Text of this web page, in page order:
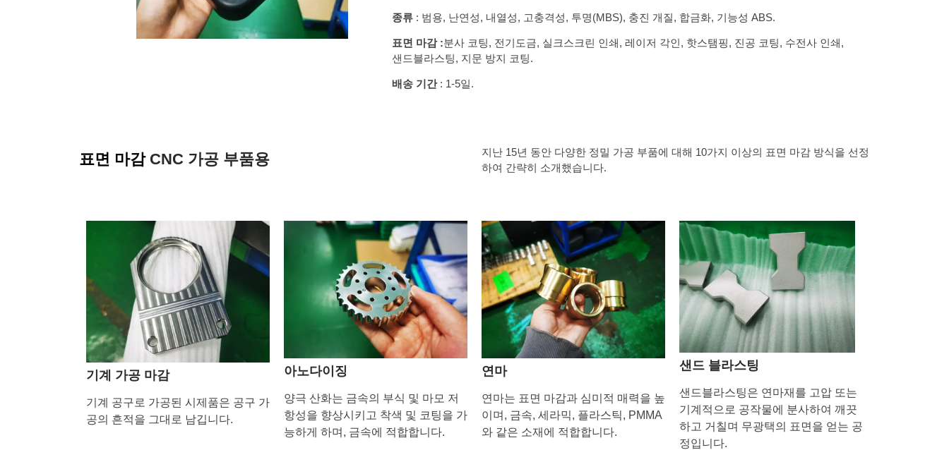
종류 : 범용, 난연성, 내열성, 고충격성, 투명(MBS), 충진 개질, 합금화, 기능성 ABS.
표면 마감 :분사 코팅, 전기도금, 실크스크린 인쇄, 레이저 각인, 핫스탬핑, 진공 코팅, 수전사 인쇄,
샌드블라스팅, 지문 방지 코팅.
배송 기간 : 1-5일.
표면 마감CNC 가공 부품용
지난 15년 동안 다양한 정밀 가공 부품에 대해 10가지 이상의 표면 마감 방식을 선정
하여 간략히 소개했습니다.
기계 가공 마감
기계 공구로 가공된 시제품은 공구 가
공의 흔적을 그대로 남깁니다.
아노다이징
양극 산화는 금속의 부식 및 마모 저
항성을 향상시키고 착색 및 코팅을 가
능하게 하며, 금속에 적합합니다.
연마
연마는 표면 마감과 심미적 매력을 높
이며, 금속, 세라믹, 플라스틱, PMMA
와 같은 소재에 적합합니다.
샌드 블라스팅
샌드블라스팅은 연마재를 고압 또는
기계적으로 공작물에 분사하여 깨끗
하고 거칠며 무광택의 표면을 얻는 공
정입니다.